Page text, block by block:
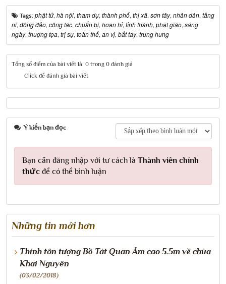
Tags: phật tử, hà nội, tham dự, thành phố, thị xã, sơn tây, nhân dân, tăng
ni, đông đảo, công tác, chuẩn bị, hoan hỉ, tỉnh thành, phật giáo, sáng
ngày, thượng tọa, trị sự, toàn thể, an vị, bắt tay, trung hưng
Tổng số điểm của bài viết là: 0 trong 0 đánh giá
Click để đánh giá bài viết
Ý kiến bạn đọc
Bạn cần đăng nhập với tư cách là Thành viên chính
thức để có thể bình luận
Những tin mới hơn
Thỉnh tôn tượng Bồ Tát Quan Âm cao 5.5m về chùa
Khai Nguyên
(03/02/2018)